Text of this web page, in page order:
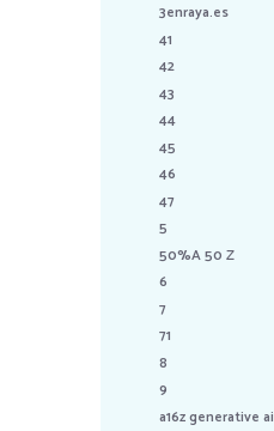
3enraya.es
41
42
43
44
45
46
47
5
50%A 50 Z
6
7
71
8
9
a16z generative ai